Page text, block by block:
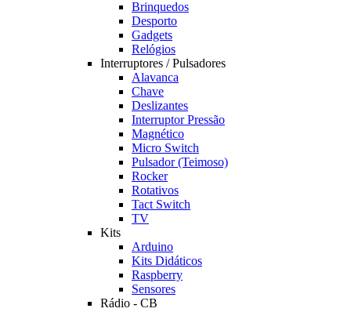
Brinquedos
Desporto
Gadgets
Relógios
Interruptores / Pulsadores
Alavanca
Chave
Deslizantes
Interruptor Pressão
Magnético
Micro Switch
Pulsador (Teimoso)
Rocker
Rotativos
Tact Switch
TV
Kits
Arduino
Kits Didáticos
Raspberry
Sensores
Rádio - CB